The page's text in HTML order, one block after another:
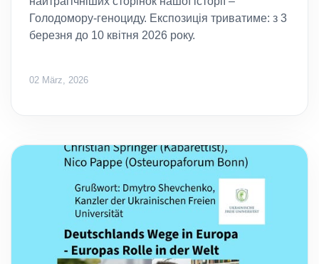
Голодомору-геноциду. Експозиція триватиме: з 3
березня до 10 квітня 2026 року.
02 März, 2026